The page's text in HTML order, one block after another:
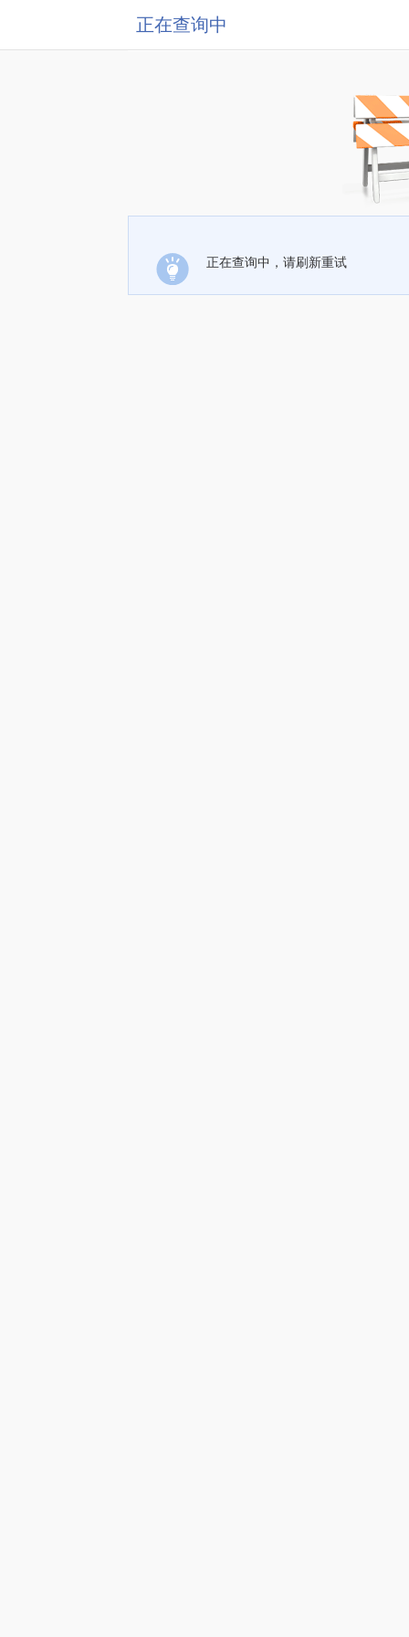
正在查询中
正在查询中，请刷新重试